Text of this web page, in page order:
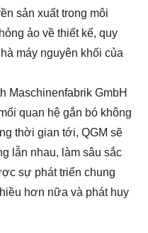
sản xuất trong môi
ảo về thiết kế, quy
máy nguyên khối của
GmbH
quan hệ gắn bó không
thời gian tới, QGM sẽ
lẫn nhau, làm sâu sắc
sự phát triển chung
hơn nữa và phát huy